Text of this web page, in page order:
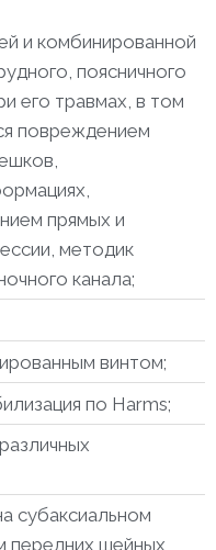
и комбинированной
поясничного
его травмах, в том
повреждением
прямых и
методик
канала;
винтом;
по Harms;
субаксиальном
передних шейных